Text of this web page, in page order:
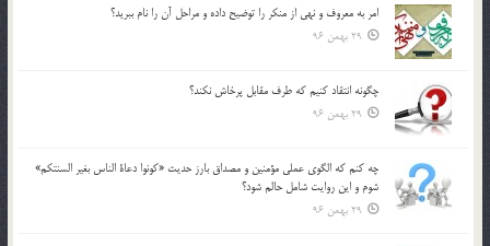
امر به معروف و نهي از منكر را توضيح داده و مراحل آن را نام ببريد؟
29 بهمن 96
چگونه انتقاد كنيم كه طرف مقابل پرخاش نكند؟
29 بهمن 96
چه كنم كه الگوي عملي مؤمنين و مصداق بارز حديث «كونوا دعاة الناس بغير السنتكم»
شوم و اين روايت شامل حالم شود؟
29 بهمن 96